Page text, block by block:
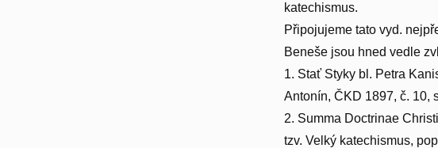
katechismus.
Připojujeme tato vyd.
Beneše jsou hned vedle
1. Stať Styky bl. Petra
Antonín, ČKD 1897, č. 10,
2. Summa Doctrinae
tzv. Velký katechismus,